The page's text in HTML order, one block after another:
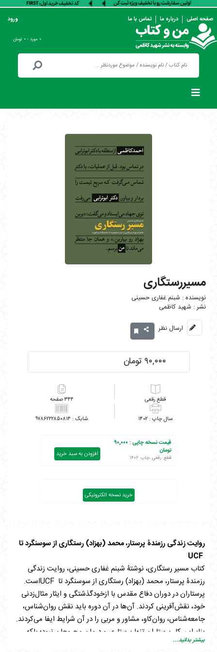
صفحه اصلی درباره ما تماس با ما ورود
۰ مورد - ۰ تومان
مسیررستگاری
شبنم غفاری حسینی
شهید کاظمی
ارسال نظر
۹۰,۰۰۰ تومان
رقعی ۳۴۴
۱۴۰۲ ۹۷۸۶۲۲۲۸۵۰۸۱۴
قیمت نسخه چاپی :۹۰,۰۰۰
تومان
قطع :رقعی ،چاپ: ۱۴۰۲ افزودن به سبد خرید
خرید نسخه الکترونیکی
‌روایت زندگی رزمندۀ پرستار، محمد (بهزاد) رستگاری از سوسنگرد تا
کتاب مسیر رستگاری، نوشتۀ شبنم غفاری حسینی، روایت زندگی
رزمندۀ پرستار، محمد (بهزاد) رستگاری از سوسنگرد تا UCFاست.
پرستاران در دوران دفاع مقدس با ازخودگذشتگی و ایثار مثال‌زدنی
خود، نقش‌آفرینی کردند. آن‌ها در آن دوره باید نقش روان‌شناس،
جامعه‌شناس، روان‌کاو، مشاور و مربی را در آن شرایط ایفا می‌کردند.
بنابراین کار پرستاران تنها پرستاری و درمان مجروحان نبود؛ بلکه
آن‌ها هم سنگ‌صبور رزمندگان و هم در برهه‌ای از تاریخ جنگ
بیشتر بدانید...